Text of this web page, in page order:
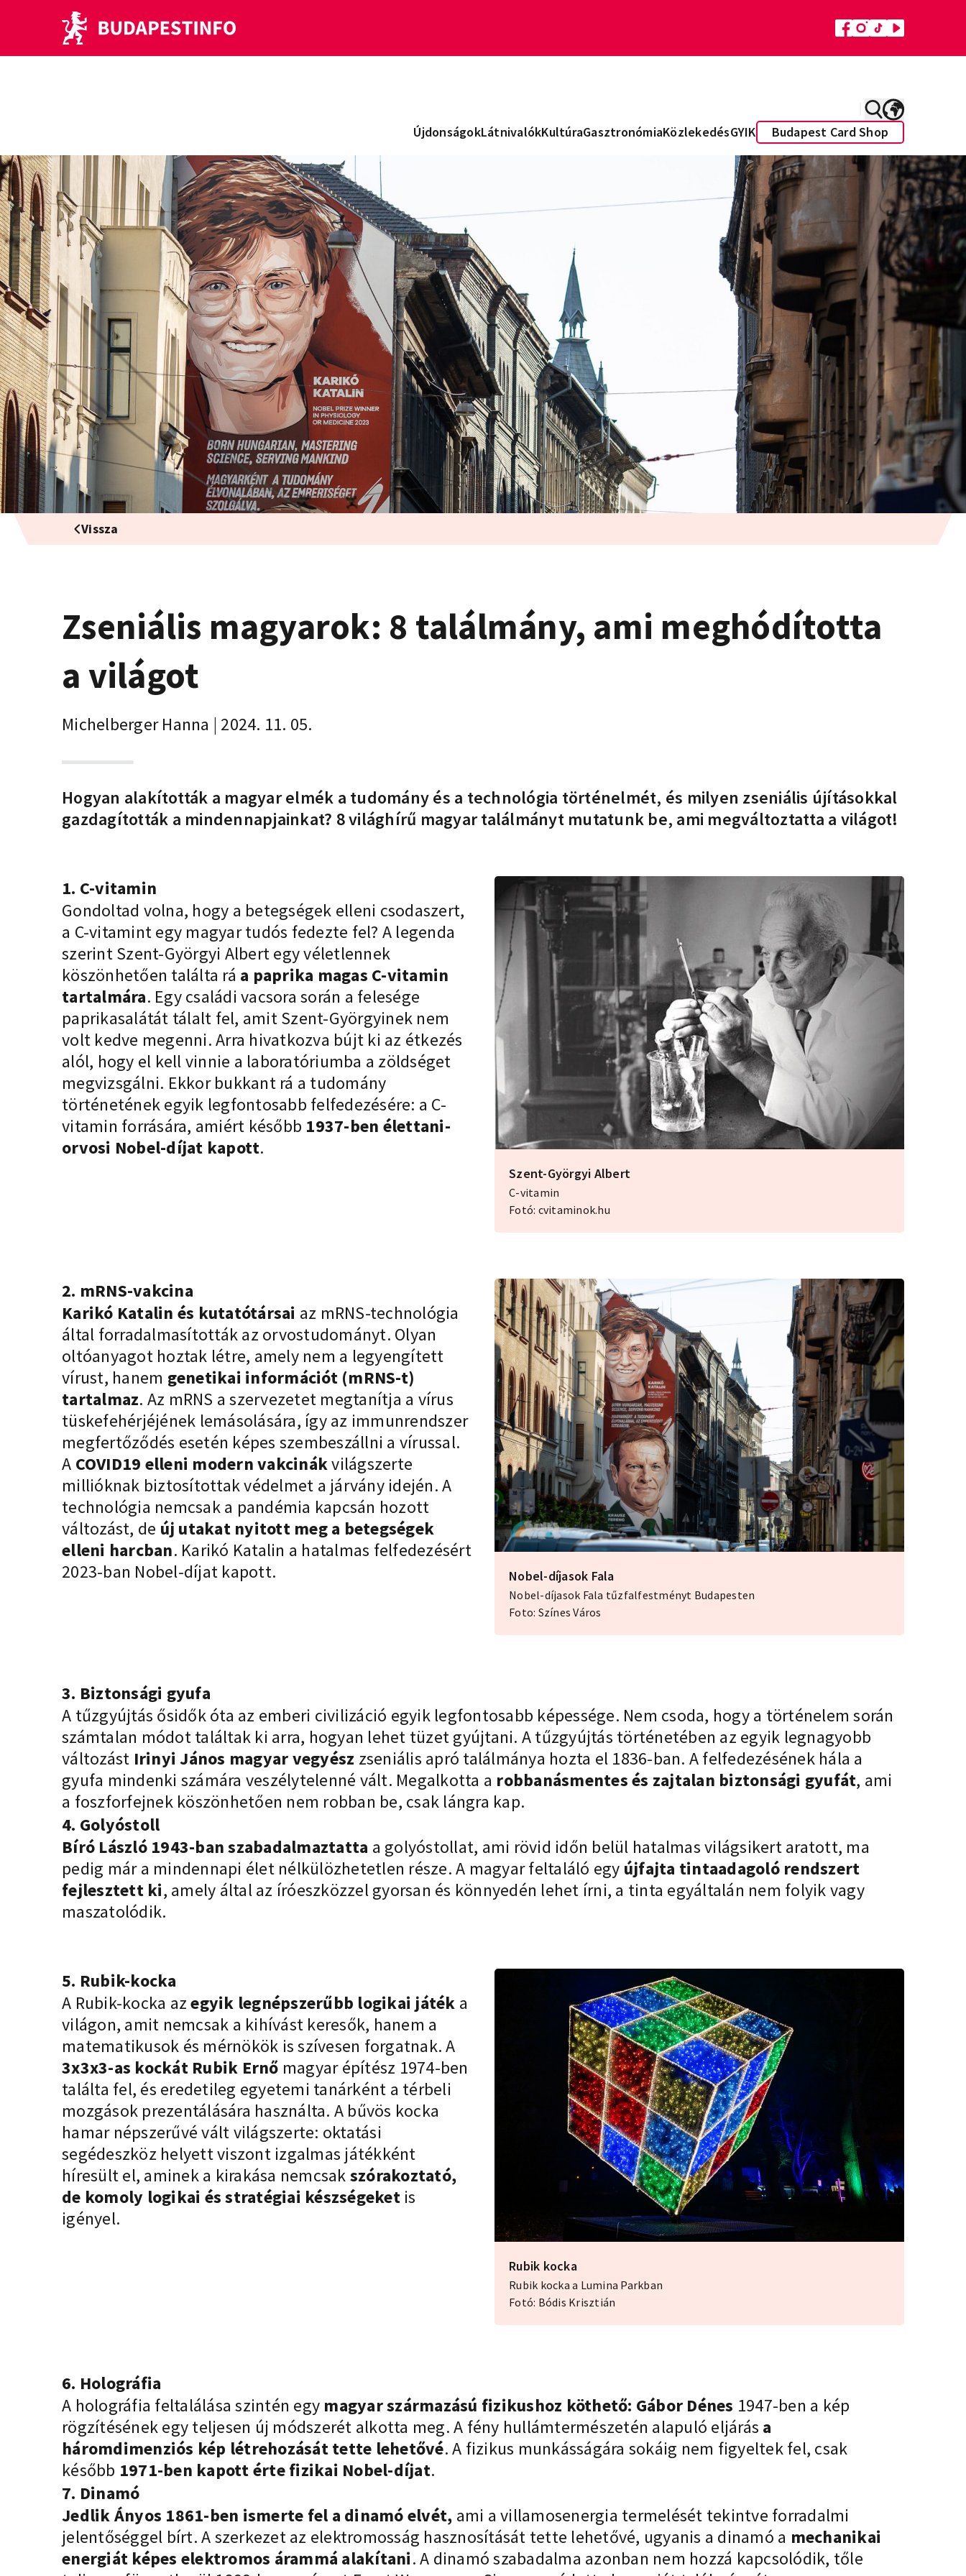
ÚjdonságokLátnivalókKultúraGasztronómiaKözlekedésGYIK Budapest Card Shop
Vissza
Zseniális magyarok: 8 találmány, ami meghódította
a világot
Michelberger Hanna | 2024. 11. 05.
Hogyan alakították a magyar elmék a tudomány és a technológia történelmét, és milyen zseniális újításokkal
gazdagították a mindennapjainkat? 8 világhírű magyar találmányt mutatunk be, ami megváltoztatta a világot!
1. C-vitamin
Gondoltad volna, hogy a betegségek elleni csodaszert,
a C-vitamint egy magyar tudós fedezte fel? A legenda
szerint Szent-Györgyi Albert egy véletlennek
köszönhetően találta rá a paprika magas C-vitamin
tartalmára. Egy családi vacsora során a felesége
paprikasalátát tálalt fel, amit Szent-Györgyinek nem
volt kedve megenni. Arra hivatkozva bújt ki az étkezés
alól, hogy el kell vinnie a laboratóriumba a zöldséget
megvizsgálni. Ekkor bukkant rá a tudomány
történetének egyik legfontosabb felfedezésére: a C-
vitamin forrására, amiért később 1937-ben élettani-
orvosi Nobel-díjat kapott.
Szent-Györgyi Albert
C-vitamin
Fotó: cvitaminok.hu
2. mRNS-vakcina
Karikó Katalin és kutatótársai az mRNS-technológia
által forradalmasították az orvostudományt. Olyan
oltóanyagot hoztak létre, amely nem a legyengített
vírust, hanem genetikai információt (mRNS-t)
tartalmaz. Az mRNS a szervezetet megtanítja a vírus
tüskefehérjéjének lemásolására, így az immunrendszer
megfertőződés esetén képes szembeszállni a vírussal.
A COVID19 elleni modern vakcinákvilágszerte
millióknak biztosítottak védelmet a járvány idején. A
technológia nemcsak a pandémia kapcsán hozott
változást, de új utakat nyitott meg a betegségek
elleni harcban. Karikó Katalin a hatalmas felfedezésért
2023-ban Nobel-díjat kapott.
Nobel-díjasok Fala
Nobel-díjasok Fala tűzfalfestményt Budapesten
Foto: Színes Város
3. Biztonsági gyufa
A tűzgyújtás ősidők óta az emberi civilizáció egyik legfontosabb képessége. Nem csoda, hogy a történelem során
számtalan módot találtak ki arra, hogyan lehet tüzet gyújtani. A tűzgyújtás történetében az egyik legnagyobb
változást Irinyi János magyar vegyész zseniális apró találmánya hozta el 1836-ban. A felfedezésének hála a
gyufa mindenki számára veszélytelenné vált. Megalkotta a robbanásmentes és zajtalan biztonsági gyufát, ami
a foszforfejnek köszönhetően nem robban be, csak lángra kap.
4. Golyóstoll
Bíró László 1943-ban szabadalmaztatta a golyóstollat, ami rövid időn belül hatalmas világsikert aratott, ma
pedig már a mindennapi élet nélkülözhetetlen része. A magyar feltaláló egy újfajta tintaadagoló rendszert
fejlesztett ki, amely által az íróeszközzel gyorsan és könnyedén lehet írni, a tinta egyáltalán nem folyik vagy
maszatolódik.
5. Rubik-kocka
A Rubik-kocka azegyik legnépszerűbb logikai játék a
világon, amit nemcsak a kihívást keresők, hanem a
matematikusok és mérnökök is szívesen forgatnak. A
3x3x3-as kockát Rubik Ernő magyar építész 1974-ben
találta fel, és eredetileg egyetemi tanárként a térbeli
mozgások prezentálására használta. A bűvös kocka
hamar népszerűvé vált világszerte: oktatási
segédeszköz helyett viszont izgalmas játékként
híresült el, aminek a kirakása nemcsakszórakoztató,
de komoly logikai és stratégiai készségeket is
igényel.
Rubik kocka
Rubik kocka a Lumina Parkban
Fotó: Bódis Krisztián
6. Holográfia
A holográfia feltalálása szintén egy magyar származású fizikushoz köthető: Gábor Dénes 1947-ben a kép
rögzítésének egy teljesen új módszerét alkotta meg. A fény hullámtermészetén alapuló eljárás a
háromdimenziós kép létrehozását tette lehetővé. A fizikus munkásságára sokáig nem figyeltek fel, csak
később 1971-ben kapott érte fizikai Nobel-díjat.
7. Dinamó
Jedlik Ányos 1861-ben ismerte fel a dinamó elvét, ami a villamosenergia termelését tekintve forradalmi
jelentőséggel bírt. A szerkezet az elektromosság hasznosítását tette lehetővé, ugyanis a dinamó a mechanikai
energiát képes elektromos árammá alakítani. A dinamó szabadalma azonban nem hozzá kapcsolódik, tőle